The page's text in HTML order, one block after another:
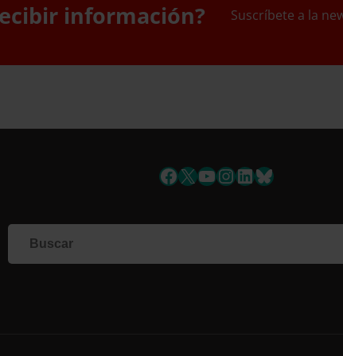
información? Suscríbete a la
Facebook
X YouTube
Instagram
LinkedIn
Bluesky